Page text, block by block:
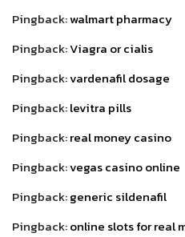
Pingback:walmart pharmacy
Pingback:Viagra or cialis
Pingback:vardenafil dosage
Pingback:levitra pills
Pingback:real money casino
Pingback:vegas casino online
Pingback:generic sildenafil
Pingback:online slots for real